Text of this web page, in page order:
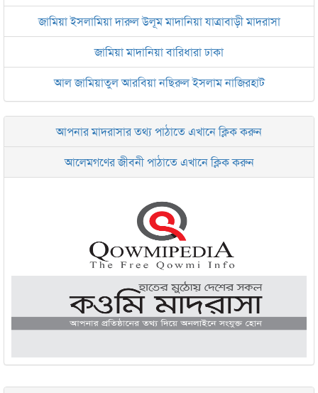
জামিয়া ইসলামিয়া দারুল উলূম মাদানিয়া যাত্রাবাড়ী মাদরাসা
জামিয়া মাদানিয়া বারিধারা ঢাকা
আল জামিয়াতুল আরবিয়া নছিরুল ইসলাম নাজিরহাট
জামেয়া দারুল মা‘আরিফ আল-ইসলামিয়া চট্টগ্রাম
ইসলামিক রিসার্চ সেন্টার বাংলাদেশ বসুন্ধরা
জামেয়া আরাবিয়া রহমানিয়া, ঢাকা
জামেয়া কুরআনিয়া লালবাগ ঢাকা
আপনার মাদরাসার তথ্য পাঠাতে এখানে ক্লিক করুন
আলেমগণের জীবনী পাঠাতে এখানে ক্লিক করুন